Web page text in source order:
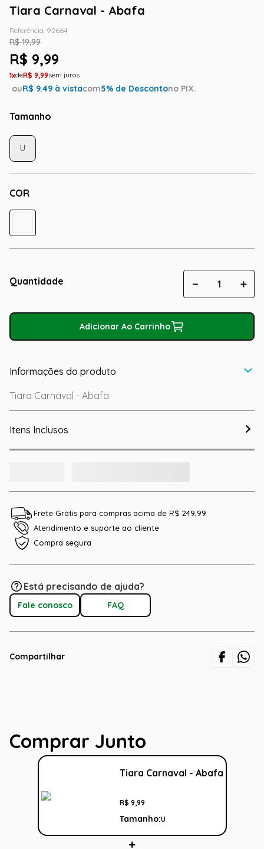
Tiara Carnaval - Abafa
Referência: 92664
R$ 19,99
R$ 9,99
1 R$ 9,99
ouR$ 9.49 à vistacom5% de Descontono PIX.
Tamanho
COR
U
Quantidade ＋
－
Adicionar Ao Carrinho
Informações do produto
Tiara Carnaval - Abafa
Itens Inclusos
Frete Grátis para compras acima de R$ 249,99
Atendimento e suporte ao cliente
Compra segura
Está precisando de ajuda?
Fale conosco FAQ
Compartilhar
Comprar Junto
Tiara Carnaval - Abafa
R$ 9,99
Tamanho:U